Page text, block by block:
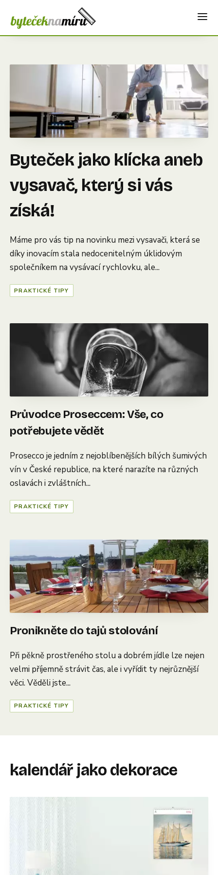
Byteček jako klícka aneb
vysavač, který si vás
získá!
Máme pro vás tip na novinku mezi vysavači, která se
díky inovacím stala nedocenitelným úklidovým
společníkem na vysávací rychlovku, ale...
PRAKTICKÉ TIPY
Průvodce Proseccem: Vše, co
potřebujete vědět
Prosecco je jedním z nejoblíbenějších bílých šumivých
vín v České republice, na které narazíte na různých
oslavách i zvláštních...
PRAKTICKÉ TIPY
Pronikněte do tajů stolování
Při pěkně prostřeného stolu a dobrém jídle lze nejen
velmi příjemně strávit čas, ale i vyřídit ty nejrůznější
věci. Věděli jste...
PRAKTICKÉ TIPY
kalendář jako dekorace